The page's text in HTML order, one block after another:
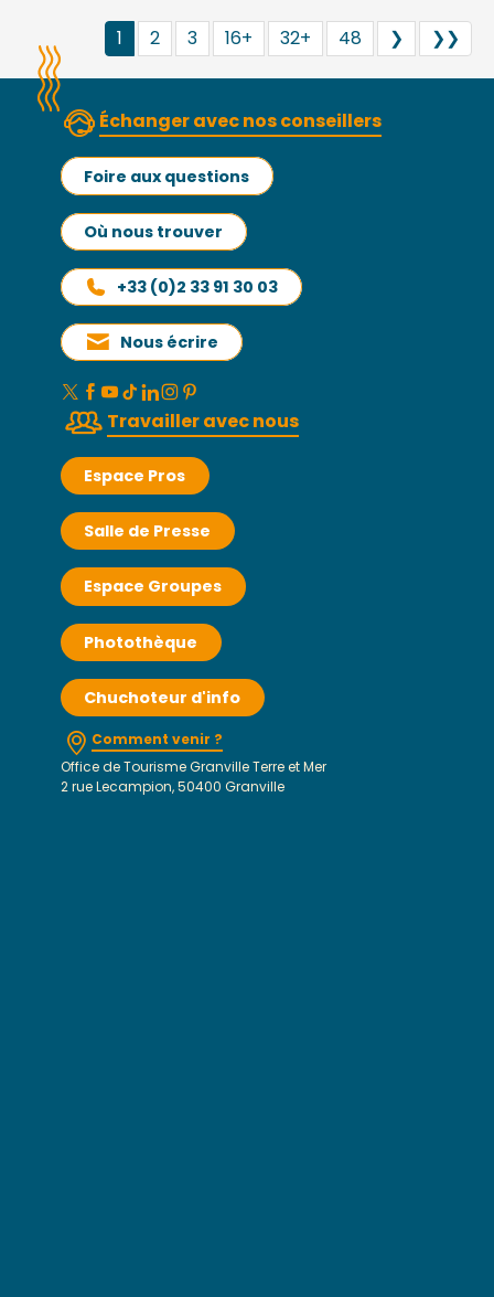
1 2 3 16+ 32+ 48 ❯ ❯❯
Échanger avec nos conseillers
Foire aux questions
Où nous trouver
+33 (0)2 33 91 30 03
Nous écrire
Travailler avec nous
Espace Pros
Salle de Presse
Espace Groupes
Photothèque
Chuchoteur d'info
Comment venir ?
Office de Tourisme Granville Terre et Mer
2 rue Lecampion, 50400 Granville